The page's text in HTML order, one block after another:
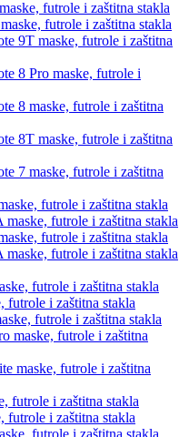
maske, futrole i zaštitna stakla
maske, futrole i zaštitna stakla
9T maske, futrole i zaštitna
8 Pro maske, futrole i
8 maske, futrole i zaštitna
8T maske, futrole i zaštitna
7 maske, futrole i zaštitna
futrole i zaštitna stakla
maske, futrole i zaštitna stakla
futrole i zaštitna stakla
maske, futrole i zaštitna stakla
futrole i zaštitna stakla
futrole i zaštitna stakla
futrole i zaštitna stakla
maske, futrole i zaštitna
maske, futrole i zaštitna
futrole i zaštitna stakla
futrole i zaštitna stakla
futrole i zaštitna stakla